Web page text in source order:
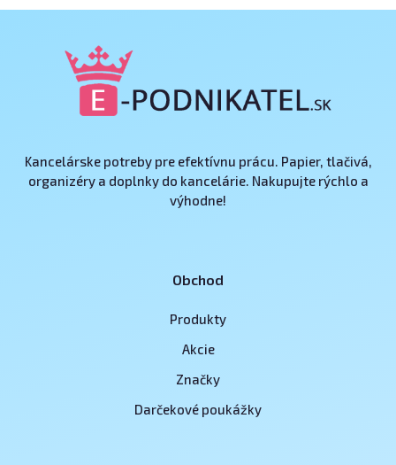
Kancelárske potreby pre efektívnu prácu. Papier, tlačivá,
organizéry a doplnky do kancelárie. Nakupujte rýchlo a
výhodne!
Obchod
Produkty
Akcie
Značky
Darčekové poukážky